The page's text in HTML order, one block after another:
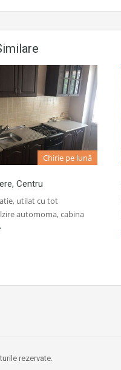
Chirie pe lună
Centru
utilat cu tot
automoma, cabina
rezervate.